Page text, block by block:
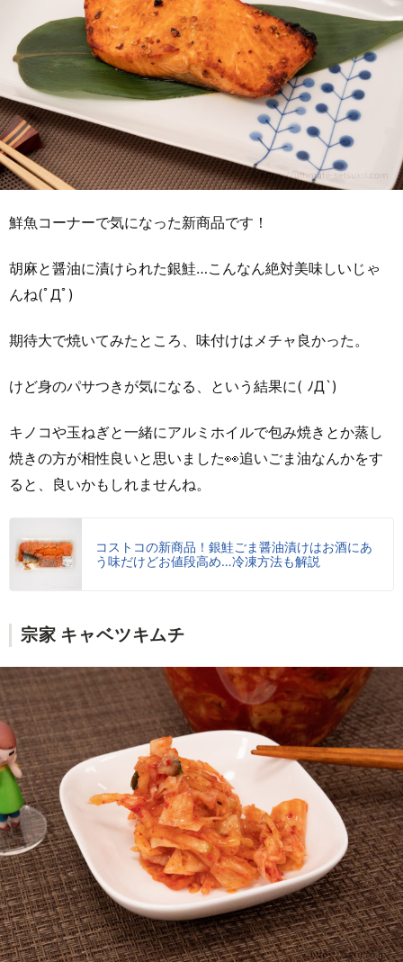
鮮魚コーナーで気になった新商品です！
胡麻と醤油に漬けられた銀鮭…こんなん絶対美味しいじゃ
んね(ﾟДﾟ)
期待大で焼いてみたところ、味付けはメチャ良かった。
けど身のパサつきが気になる、という結果に( ﾉД`)
キノコや玉ねぎと一緒にアルミホイルで包み焼きとか蒸し
焼きの方が相性良いと思いました👀追いごま油なんかをす
ると、良いかもしれませんね。
コストコの新商品！銀鮭ごま醤油漬けはお酒にあ
う味だけどお値段高め…冷凍方法も解説
宗家 キャベツキムチ